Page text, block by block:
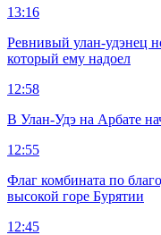
13:16
Ревнивый улан-удэнец
который ему надоел
12:58
В Улан-Удэ на Арбате
12:55
Флаг комбината по
высокой горе Бурятии
12:45